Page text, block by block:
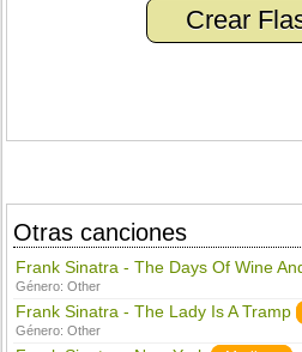
Crear
Otras canciones
Frank Sinatra - The Days Of Wine
Género:Other
Frank Sinatra - The Lady Is A Tramp
Género:Other